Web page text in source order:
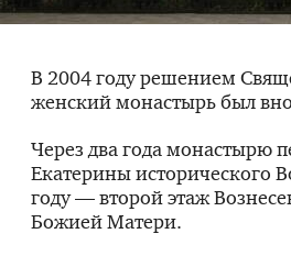
В 2004 году решением
женский монастырь был
Через два года монастырю
Екатерины исторического
году — второй этаж
Божией Матери.